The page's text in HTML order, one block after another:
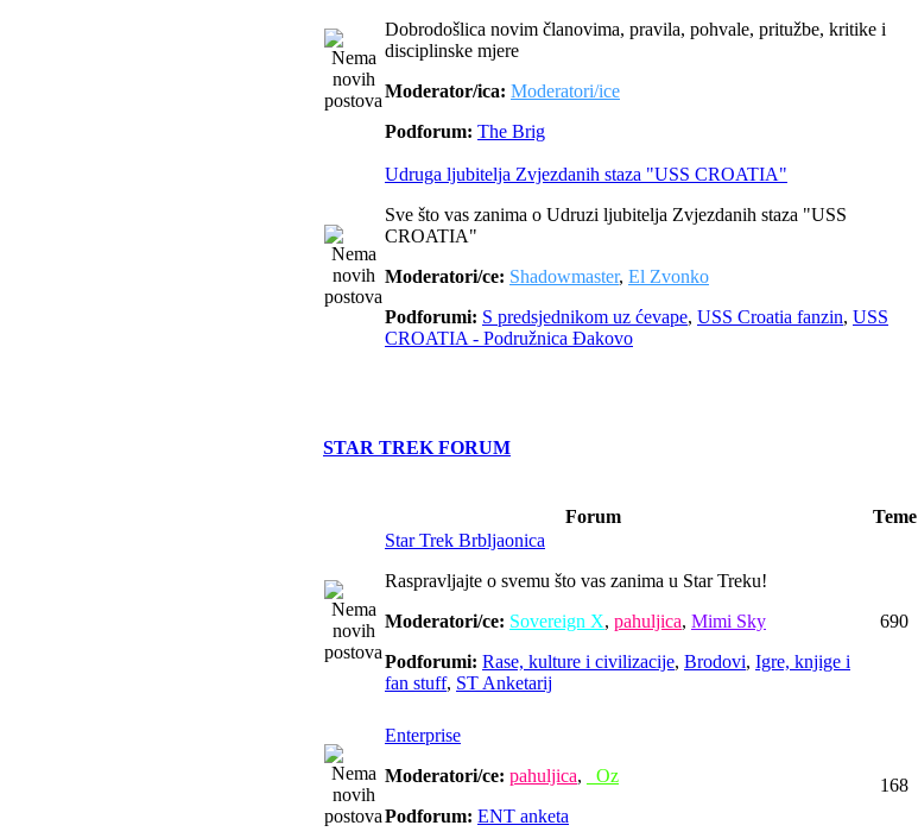
Dobrodošlica novim članovima, pravila, pohvale, pritužbe, kritike i
disciplinske mjere
Moderator/ica: Moderatori/ice
Podforum: The Brig
Udruga ljubitelja Zvjezdanih staza "USS CROATIA"
Sve što vas zanima o Udruzi ljubitelja Zvjezdanih staza "USS
CROATIA"
Moderatori/ce: Shadowmaster, El Zvonko
Podforumi: S predsjednikom uz ćevape, USS Croatia fanzin, USS
CROATIA - Podružnica Đakovo
STAR TREK FORUM
Forum Teme
Star Trek Brbljaonica
Raspravljajte o svemu što vas zanima u Star Treku!
Moderatori/ce: Sovereign X, pahuljica, Mimi Sky
Podforumi: Rase, kulture i civilizacije, Brodovi, Igre, knjige i
fan stuff, ST Anketarij
690
Enterprise
Moderatori/ce: pahuljica,
_Oz
Podforum: ENT anketa
168